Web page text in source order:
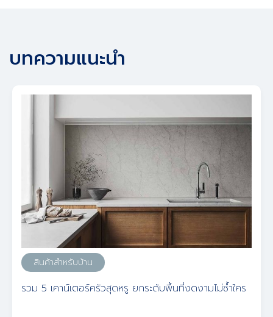
บทความแนะนำ
สินค้าสำหรับบ้าน
รวม 5 เคาน์เตอร์ครัวสุดหรู ยกระดับพื้นที่งดงามไม่ซ้ำใคร